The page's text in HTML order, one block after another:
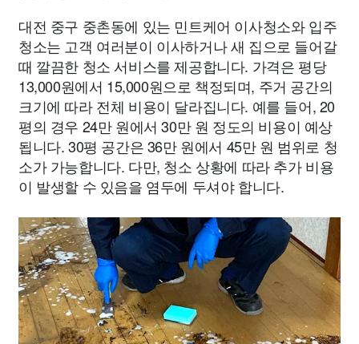
대전 중구 중촌동에 있는 민트케어 이사청소와 입주
청소는 고객 여러분이 이사하거나 새 집으로 들어갈
때 깔끔한 청소 서비스를 제공합니다. 가격은 평당
13,000원에서 15,000원으로 책정되며, 주거 공간의
크기에 따라 전체 비용이 달라집니다. 예를 들어, 20
평의 경우 24만 원에서 30만 원 정도의 비용이 예상
됩니다. 30평 공간은 36만 원에서 45만 원 범위로 청
소가 가능합니다. 다만, 청소 상황에 따라 추가 비용
이 발생할 수 있음을 염두에 두셔야 합니다.